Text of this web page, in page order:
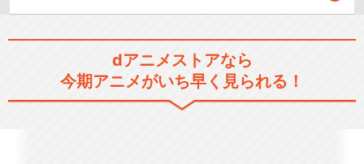
dアニメストアなら
今期アニメがいち早く見られる！